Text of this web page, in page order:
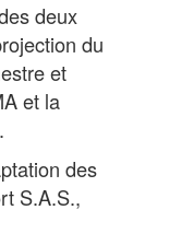
deux
du
et
et la
des
S.A.S.,